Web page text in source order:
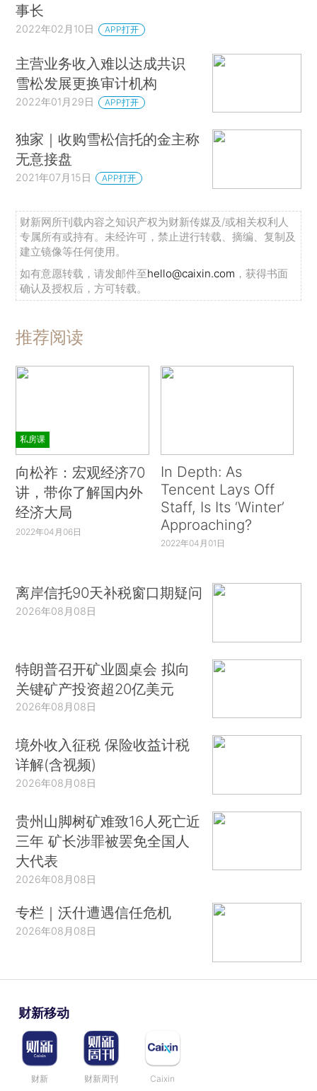
事长
2022年02月10日 APP打开
主营业务收入难以达成共识
雪松发展更换审计机构
2022年01月29日 APP打开
独家｜收购雪松信托的金主称
无意接盘
2021年07月15日 APP打开
财新网所刊载内容之知识产权为财新传媒及/或相关权利人
专属所有或持有。未经许可，禁止进行转载、摘编、复制及
建立镜像等任何使用。
如有意愿转载，请发邮件至hello@caixin.com ，获得书面
确认及授权后，方可转载。
推荐阅读
私房课
向松祚：宏观经济70
讲，带你了解国内外
经济大局
2022年04月06日
In Depth: As
Tencent Lays Off
Staff, Is Its ‘Winter’
Approaching?
2022年04月01日
离岸信托90天补税窗口期疑问
2026年08月08日
特朗普召开矿业圆桌会 拟向
关键矿产投资超20亿美元
2026年08月08日
境外收入征税 保险收益计税
详解(含视频)
2026年08月08日
贵州山脚树矿难致16人死亡近
三年 矿长涉罪被罢免全国人
大代表
2026年08月08日
专栏｜沃什遭遇信任危机
2026年08月08日
财新移动
财新 财新周刊 Caixin